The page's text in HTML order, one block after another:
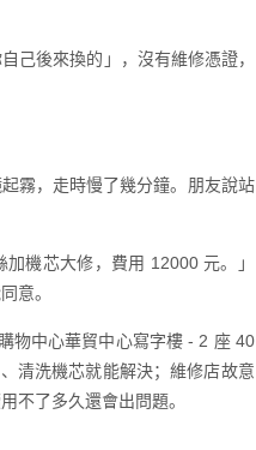
己後來換的」，沒有維修憑證，
霧，走時慢了幾分鐘。朋友說站
機芯大修，費用 12000 元。」
意。
物中心華貿中心寫字樓 - 2 座 40
清洗機芯就能解決；維修店故意
不了多久還會出問題。